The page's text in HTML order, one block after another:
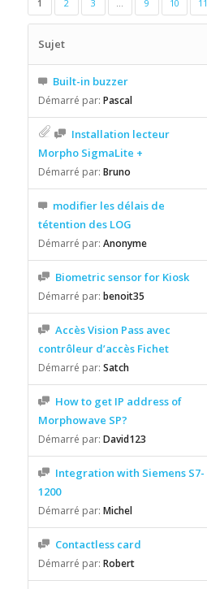
1 2 3 … 9 10 11
Sujet
Built-in buzzer
Démarré par: Pascal
Installation lecteur
Morpho SigmaLite +
Démarré par: Bruno
modifier les délais de
tétention des LOG
Démarré par: Anonyme
Biometric sensor for Kiosk
Démarré par: benoit35
Accès Vision Pass avec
contrôleur d’accès Fichet
Démarré par: Satch
How to get IP address of
Morphowave SP?
Démarré par: David123
Integration with Siemens S7-
1200
Démarré par: Michel
Contactless card
Démarré par: Robert